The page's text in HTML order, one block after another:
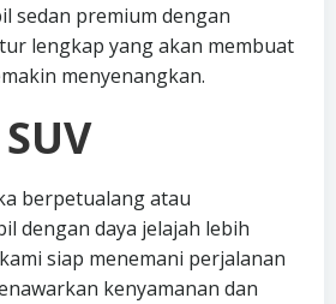
sedan premium dengan
lengkap yang akan membuat
menyenangkan.
berpetualang atau
dengan daya jelajah lebih
siap menemani perjalanan
kenyamanan dan